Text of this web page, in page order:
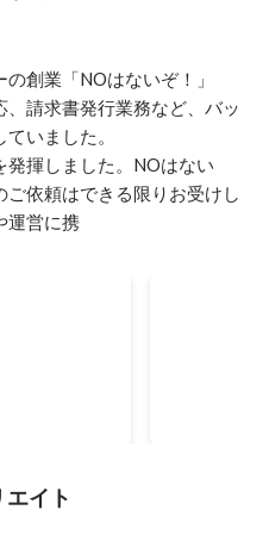
創業「NOはないぞ！」
請求書発行業務など、バッ
いました。
発揮しました。NOはない
依頼はできる限りお受けし
運営に携
イト